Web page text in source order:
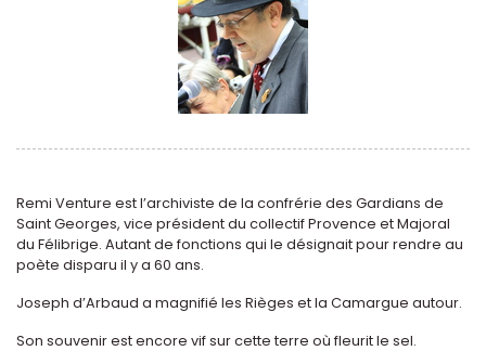
Remi Venture est l’archiviste de la confrérie des Gardians de
Saint Georges, vice président du collectif Provence et Majoral
du Félibrige. Autant de fonctions qui le désignait pour rendre au
poète disparu il y a 60 ans.
Joseph d’Arbaud a magnifié les Rièges et la Camargue autour.
Son souvenir est encore vif sur cette terre où fleurit le sel.